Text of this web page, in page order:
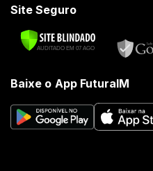
Site Seguro
Baixe o App FuturaIM